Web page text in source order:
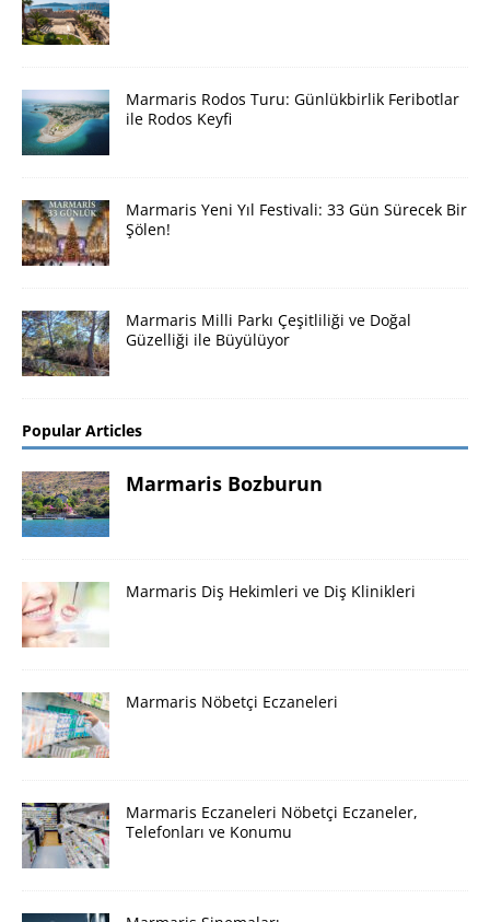
Marmaris Rodos Turu: Günlükbirlik Feribotlar
ile Rodos Keyfi
Marmaris Yeni Yıl Festivali: 33 Gün Sürecek Bir
Şölen!
Marmaris Milli Parkı Çeşitliliği ve Doğal
Güzelliği ile Büyülüyor
Popular Articles
Marmaris Bozburun
Marmaris Diş Hekimleri ve Diş Klinikleri
Marmaris Nöbetçi Eczaneleri
Marmaris Eczaneleri Nöbetçi Eczaneler,
Telefonları ve Konumu